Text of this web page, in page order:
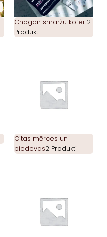
Chogan smaržu koferi2
Produkti
Citas mērces un
piedevas2 Produkti